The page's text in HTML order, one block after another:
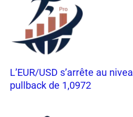
L’EUR/USD s’arrête au
pullback de 1,0972